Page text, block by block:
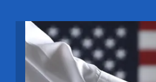
Image